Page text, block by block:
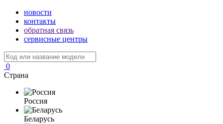
новости
контакты
обратная связь
сервисные центры
0
Страна
Россия
Беларусь